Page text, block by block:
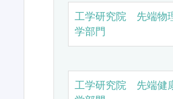
工学研究院 先端物
学部門
工学研究院 先端健